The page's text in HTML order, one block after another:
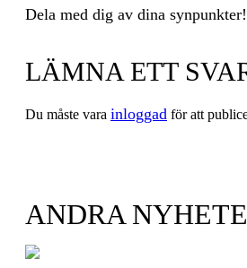
Dela med dig av dina synpunkter!
LÄMNA ETT
Du måste vara inloggad för att
ANDRA